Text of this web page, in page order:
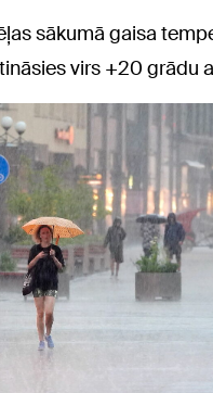
sākumā gaisa
virs +20 grādu